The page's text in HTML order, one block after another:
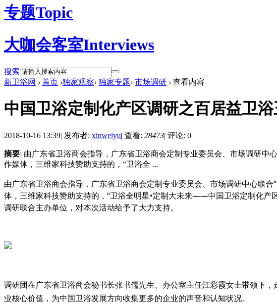
专题Topic
大咖会客室Interviews
搜索
新卫浴网 › 首页 ›独家观察› 独家专题› 市场调研 › 查看内容
中国卫浴定制化产区调研之百居益卫
2018-10-16 13:39| 发布者: xinweiyu| 查看: 28473| 评论: 0
摘要: 由广东省卫浴商会指导，广东省卫浴商会定制专业委员会、市场调研中
作媒体，三维家科技赞助支持的，“卫浴全 ...
由广东省卫浴商会指导，广东省卫浴商会定制专业委员会、市场调研中心联
体，三维家科技赞助支持的，“卫浴全明星•定制大未来——中国卫浴定制化
调研联合主办单位，对本次活动给予了大力支持。
调研团在广东省卫浴商会秘书长张书儒先生、办公室主任江彩霞女士带领下
业核心价值，为中国卫浴发展方向收集更多的企业的声音和认知状况。